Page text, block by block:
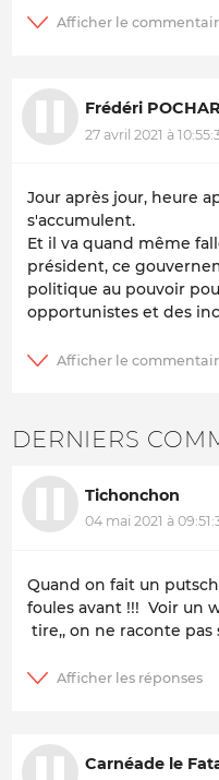
Frédéri
27 avril 2021 à
Jour après jour, heure
s'accumulent.
Et il va quand même
président, ce
politique au pouvoir
opportunistes et des
DERNIERS
Tichonchon
04 mai 2021 à
Quand on fait un
foules avant !!! Voir un
tire,, on ne raconte pas
Carnéade le